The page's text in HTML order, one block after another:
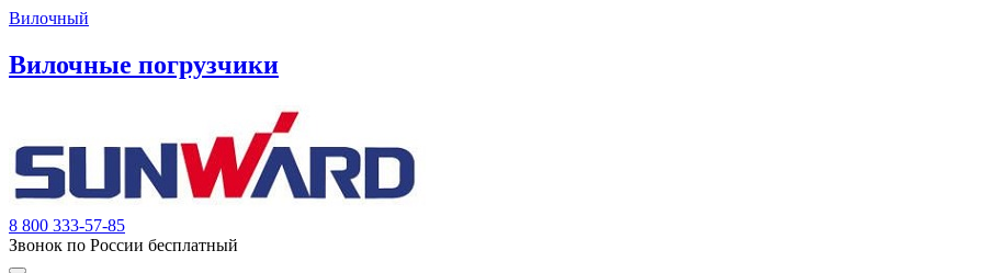
Вилочный
Вилочные погрузчики
8 800 333-57-85
Звонок по России бесплатный